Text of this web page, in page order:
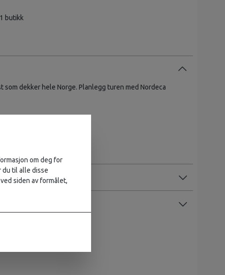
butikk
som dekker hele Norge. Planlegg turen med Nordeca
om deg for
du til alle disse
siden av formålet,